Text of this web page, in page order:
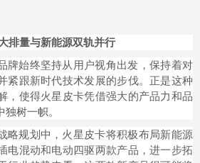
排量与新能源双轨并行
牌始终坚持从用户视角出发，保持着对
紧跟新时代技术发展的步伐。正是这种
，使得火星皮卡凭借强大的产品力和品
树一帜。
略规划中，火星皮卡将积极布局新能源
电混动和电动四驱两款产品，进一步拓